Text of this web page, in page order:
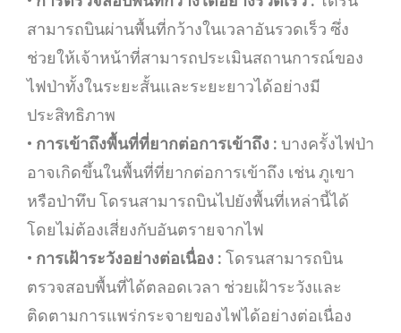
สามารถบินผ่านพื้นที่กว้างในเวลาอันรวดเร็ว ซึ่ง
ช่วยให้เจ้าหน้าที่สามารถประเมินสถานการณ์ของ
ไฟป่าทั้งในระยะสั้นและระยะยาวได้อย่างมี
ประสิทธิภาพ
• การเข้าถึงพื้นที่ที่ยากต่อการเข้าถึง : บางครั้งไฟป่า
อาจเกิดขึ้นในพื้นที่ที่ยากต่อการเข้าถึง เช่น ภูเขา
หรือป่าทึบ โดรนสามารถบินไปยังพื้นที่เหล่านี้ได้
โดยไม่ต้องเสี่ยงกับอันตรายจากไฟ
• การเฝ้าระวังอย่างต่อเนื่อง : โดรนสามารถบิน
ตรวจสอบพื้นที่ได้ตลอดเวลา ช่วยเฝ้าระวังและ
ติดตามการแพร่กระจายของไฟได้อย่างต่อเนื่อง